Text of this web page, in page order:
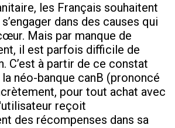
les Français souhaitent
dans des causes qui
Mais par manque de
il est parfois difficile de
C’est à partir de ce constat
la néo-banque canB (prononcé
pour tout achat avec
reçoit
des récompenses dans sa